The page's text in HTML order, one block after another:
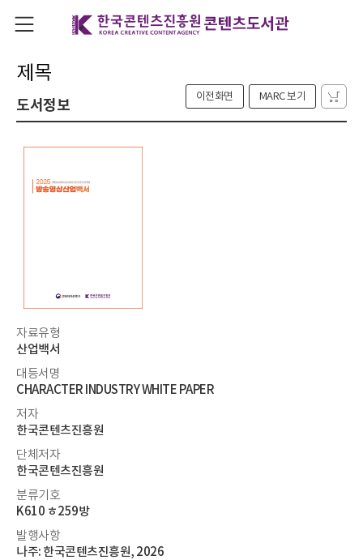
제목
도서정보
자료유형
산업백서
대등서명
CHARACTER INDUSTRY WHITE PAPER
저자
한국콘텐츠진흥원
단체저자
한국콘텐츠진흥원
분류기호
K610 ㅎ259방
발행사항
나주: 한국콘텐츠진흥원, 2026
이전화면 MARC 보기